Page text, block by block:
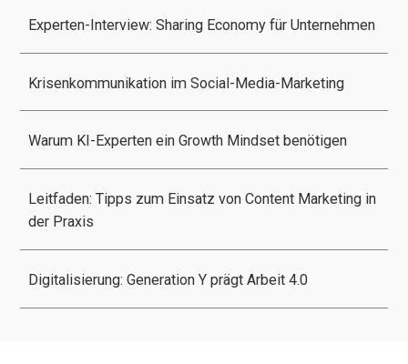
Experten-Interview: Sharing Economy für Unternehmen
Krisenkommunikation im Social-Media-Marketing
Warum KI-Experten ein Growth Mindset benötigen
Leitfaden: Tipps zum Einsatz von Content Marketing in
der Praxis
Digitalisierung: Generation Y prägt Arbeit 4.0